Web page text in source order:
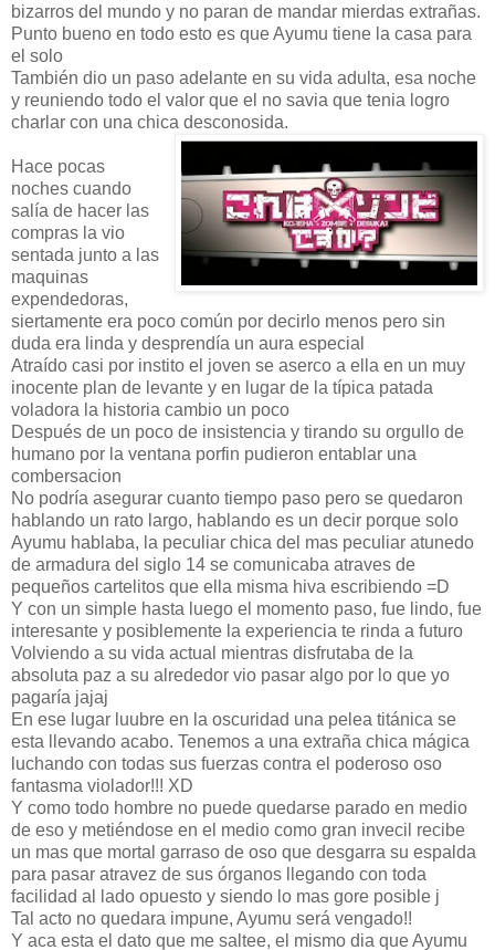
bizarros del mundo y no paran de mandar mierdas extrañas.
Punto bueno en todo esto es que Ayumu tiene la casa para
el solo
También dio un paso adelante en su vida adulta, esa noche
y reuniendo todo el valor que el no savia que tenia logro
charlar con una chica desconosida.
Hace pocas
noches cuando
salía de hacer las
compras la vio
sentada junto a las
maquinas
expendedoras,
siertamente era poco común por decirlo menos pero sin
duda era linda y desprendía un aura especial
Atraído casi por instito el joven se aserco a ella en un muy
inocente plan de levante y en lugar de la típica patada
voladora la historia cambio un poco
Después de un poco de insistencia y tirando su orgullo de
humano por la ventana porfin pudieron entablar una
combersacion
No podría asegurar cuanto tiempo paso pero se quedaron
hablando un rato largo, hablando es un decir porque solo
Ayumu hablaba, la peculiar chica del mas peculiar atunedo
de armadura del siglo 14 se comunicaba atraves de
pequeños cartelitos que ella misma hiva escribiendo =D
Y con un simple hasta luego el momento paso, fue lindo, fue
interesante y posiblemente la experiencia te rinda a futuro
Volviendo a su vida actual mientras disfrutaba de la
absoluta paz a su alrededor vio pasar algo por lo que yo
pagaría jajaj
En ese lugar luubre en la oscuridad una pelea titánica se
esta llevando acabo. Tenemos a una extraña chica mágica
luchando con todas sus fuerzas contra el poderoso oso
fantasma violador!!! XD
Y como todo hombre no puede quedarse parado en medio
de eso y metiéndose en el medio como gran invecil recibe
un mas que mortal garraso de oso que desgarra su espalda
para pasar atravez de sus órganos llegando con toda
facilidad al lado opuesto y siendo lo mas gore posible j
Tal acto no quedara impune, Ayumu será vengado!!
Y aca esta el dato que me saltee, el mismo dia que Ayumu